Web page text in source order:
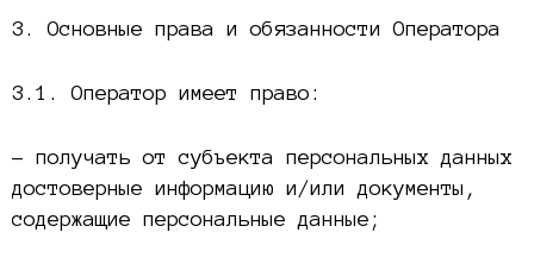
3. Основные права и обязанности Оператора
3.1. Оператор имеет право:
– получать от субъекта персональных данных
достоверные информацию и/или документы,
содержащие персональные данные;